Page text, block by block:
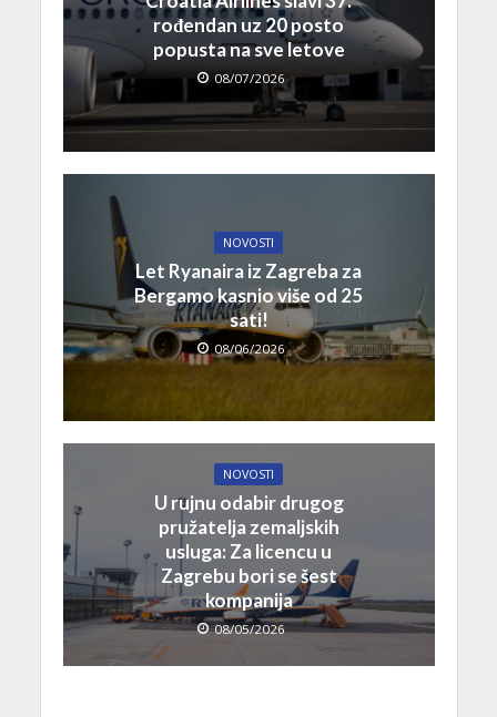
rođendan uz 20 posto
popusta na sve letove
08/07/2026
NOVOSTI
Let Ryanaira iz Zagreba za
Bergamo kasnio više od 25
sati!
08/06/2026
NOVOSTI
U rujnu odabir drugog
pružatelja zemaljskih
usluga: Za licencu u
Zagrebu bori se šest
kompanija
08/05/2026